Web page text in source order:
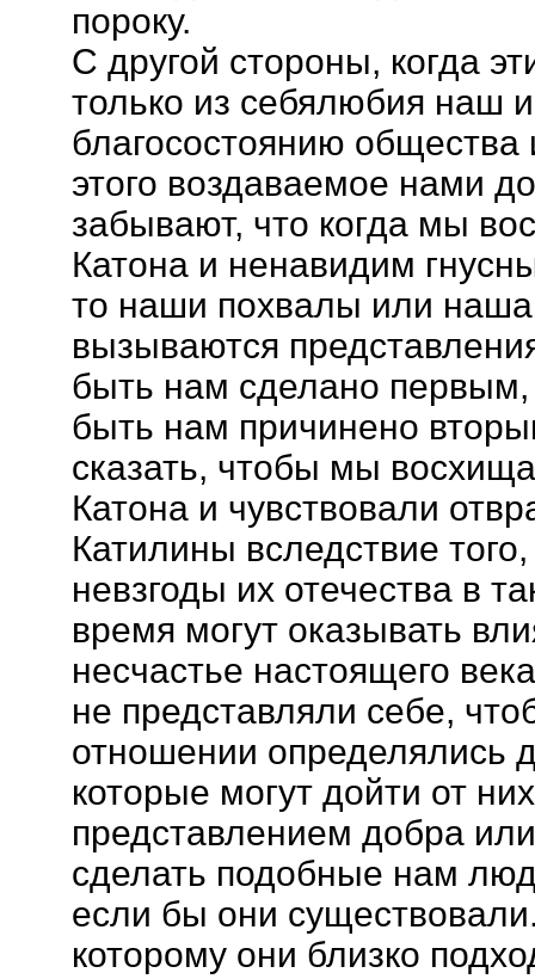
пороку.
С другой стороны, когда
только из себялюбия наш
благосостоянию
этого воздаваемое нами
забывают, что когда мы
Катона и ненавидим
то наши похвалы или наша
вызываются
быть нам сделано
быть нам причинено
сказать, чтобы мы
Катона и чувствовали
Катилины вследствие
невзгоды их отечества в
время могут оказывать
несчастье настоящего
не представляли себе,
отношении определялись
которые могут дойти от
представлением добра
сделать подобные нам
если бы они
которому они близко